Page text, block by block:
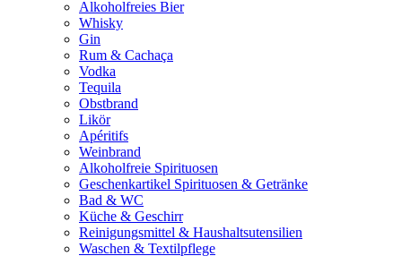
Alkoholfreies Bier
Whisky
Gin
Rum & Cachaça
Vodka
Tequila
Obstbrand
Likör
Apéritifs
Weinbrand
Alkoholfreie Spirituosen
Geschenkartikel Spirituosen & Getränke
Bad & WC
Küche & Geschirr
Reinigungsmittel & Haushaltsutensilien
Waschen & Textilpflege